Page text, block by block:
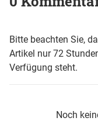
Bitte beachten Sie,
Artikel nur 72
Verfügung steht.
Noch